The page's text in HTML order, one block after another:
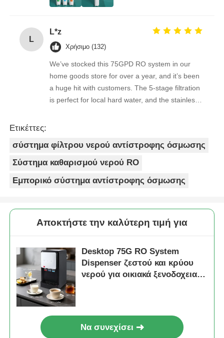
work with — orders arrive on time, packaging is
consistent. As a repeat buyer, we couldn’t be
happier with both the product and the service.
L
L*z
Χρήσιμο (132)
We’ve stocked this 75GPD RO system in our
home goods store for over a year, and it’s been
a huge hit with customers. The 5-stage filtration
is perfect for local hard water, and the stainless
complaints from customers, and very few
returns. Great product to carry!
Ετικέττες:
σύστημα φίλτρου νερού αντίστροφης όσμωσης
Σύστημα καθαρισμού νερού RO
Εμπορικό σύστημα αντίστροφης όσμωσης
Αποκτήστε την καλύτερη τιμή για
Desktop 75G RO System
Dispenser ζεστού και κρύου
νερού για οικιακά ξενοδοχειακά
Να συνεχίσει